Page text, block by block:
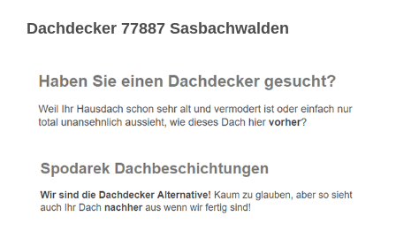
Dachdecker 77887 Sasbachwalden